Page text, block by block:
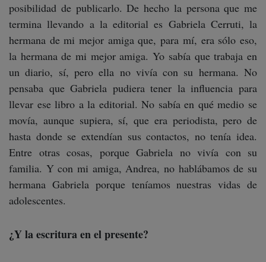
posibilidad de publicarlo. De hecho la persona que me
termina llevando a la editorial es Gabriela Cerruti, la
hermana de mi mejor amiga que, para mí, era sólo eso,
la hermana de mi mejor amiga. Yo sabía que trabaja en
un diario, sí, pero ella no vivía con su hermana. No
pensaba que Gabriela pudiera tener la influencia para
llevar ese libro a la editorial. No sabía en qué medio se
movía, aunque supiera, sí, que era periodista, pero de
hasta donde se extendían sus contactos, no tenía idea.
Entre otras cosas, porque Gabriela no vivía con su
familia. Y con mi amiga, Andrea, no hablábamos de su
hermana Gabriela porque teníamos nuestras vidas de
adolescentes.
¿Y la escritura en el presente?